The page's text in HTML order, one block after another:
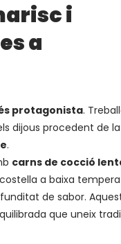
i
a
protagonista.
dijous procedent de
.
carns de cocció
a baixa
de sabor.
que uneix